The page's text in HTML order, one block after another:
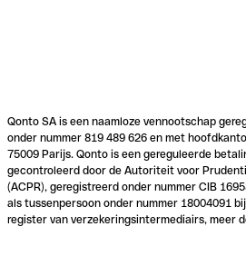
Qonto SA is een naamloze vennootschap
onder nummer 819 489 626 en met
75009 Parijs. Qonto is een gereguleerde
gecontroleerd door de Autoriteit voor
(ACPR), geregistreerd onder nummer CIB
als tussenpersoon onder nummer 18004091
register van verzekeringsintermediairs, meer